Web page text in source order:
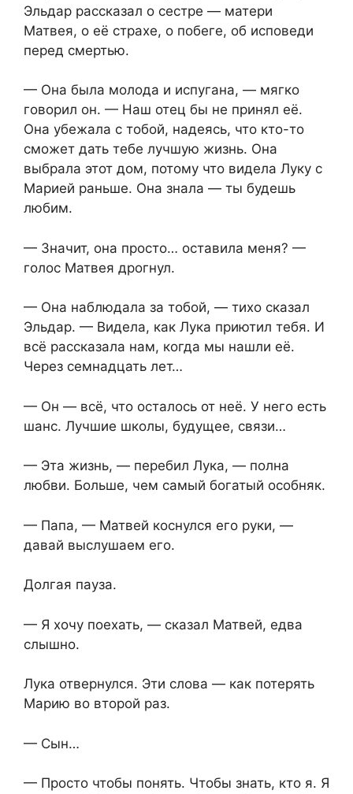
Эльдар рассказал о сестре — матери
Матвея, о её страхе, о побеге, об исповеди
перед смертью.
— Она была молода и испугана, — мягко
говорил он. — Наш отец бы не принял её.
Она убежала с тобой, надеясь, что кто-то
сможет дать тебе лучшую жизнь. Она
выбрала этот дом, потому что видела Луку с
Марией раньше. Она знала — ты будешь
любим.
— Значит, она просто… оставила меня? —
голос Матвея дрогнул.
— Она наблюдала за тобой, — тихо сказал
Эльдар. — Видела, как Лука приютил тебя. И
всё рассказала нам, когда мы нашли её.
Через семнадцать лет…
— Он — всё, что осталось от неё. У него есть
шанс. Лучшие школы, будущее, связи…
— Эта жизнь, — перебил Лука, — полна
любви. Больше, чем самый богатый особняк.
— Папа, — Матвей коснулся его руки, —
давай выслушаем его.
Долгая пауза.
— Я хочу поехать, — сказал Матвей, едва
слышно.
Лука отвернулся. Эти слова — как потерять
Марию во второй раз.
— Сын…
— Просто чтобы понять. Чтобы знать, кто я. Я